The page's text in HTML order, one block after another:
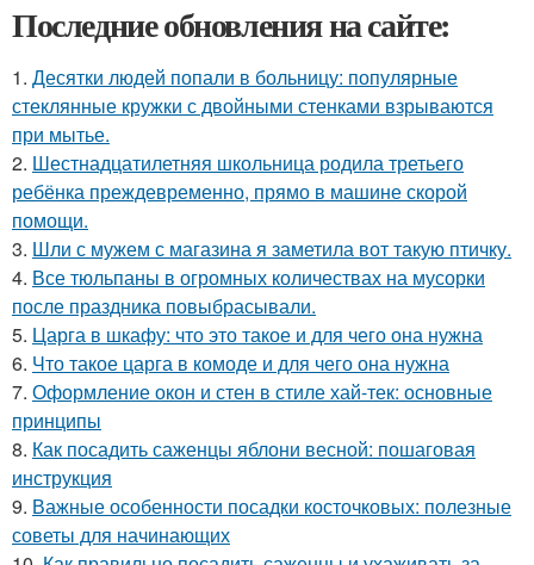
Последние обновления на сайте:
1. Десятки людей попали в больницу: популярные
стеклянные кружки с двойными стенками взрываются
при мытье.
2. Шестнадцатилетняя школьница родила третьего
ребёнка преждевременно, прямо в машине скорой
помощи.
3. Шли с мужем с магазина я заметила вот такую птичку.
4. Все тюльпаны в огромных количествах на мусорки
после праздника повыбрасывали.
5. Царга в шкафу: что это такое и для чего она нужна
6. Что такое царга в комоде и для чего она нужна
7. Оформление окон и стен в стиле хай-тек: основные
принципы
8. Как посадить саженцы яблони весной: пошаговая
инструкция
9. Важные особенности посадки косточковых: полезные
советы для начинающих